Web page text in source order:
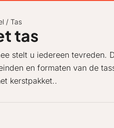
/ Tas
tas
stelt u iedereen tevreden.
en formaten van de
kerstpakket..